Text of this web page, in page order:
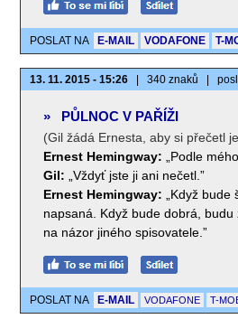
POSLAT NA E-MAIL VODAFONE T-
13. 11. 2015 - 15:26 340 znaků
» PŮLNOC V PAŘÍŽI
(Gil žádá Ernesta, aby si přečetl
Ernest Hemingway:
„Podle
Gil:
„Vždyť jste ji ani nečetl.”
Ernest Hemingway:
„Když
napsaná. Když bude dobrá,
na názor jiného spisovatele.”
POSLAT NA E-MAIL VODAFONE T-